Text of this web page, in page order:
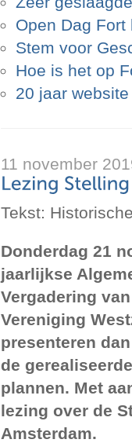
Open Dag Fort
Stem voor
Hoe is het op
20 jaar
11 november
Tekst:
Donderdag 21
jaarlijkse
Vergadering
Vereniging
presenteren
de
plannen. Met
lezing over de
Amsterdam.